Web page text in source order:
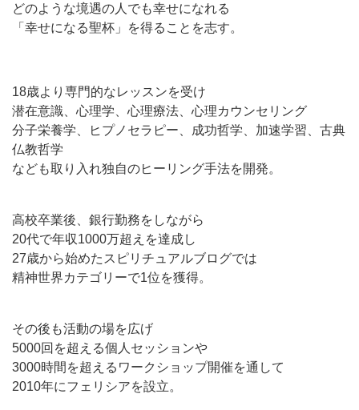
どのような境遇の人でも幸せになれる
「幸せになる聖杯」を得ることを志す。
18歳より専門的なレッスンを受け
潜在意識、心理学、心理療法、心理カウンセリング
分子栄養学、ヒプノセラピー、成功哲学、加速学習、古典
仏教哲学
なども取り入れ独自のヒーリング手法を開発。
高校卒業後、銀行勤務をしながら
20代で年収1000万超えを達成し
27歳から始めたスピリチュアルブログでは
精神世界カテゴリーで1位を獲得。
その後も活動の場を広げ
5000回を超える個人セッションや
3000時間を超えるワークショップ開催を通して
2010年にフェリシアを設立。